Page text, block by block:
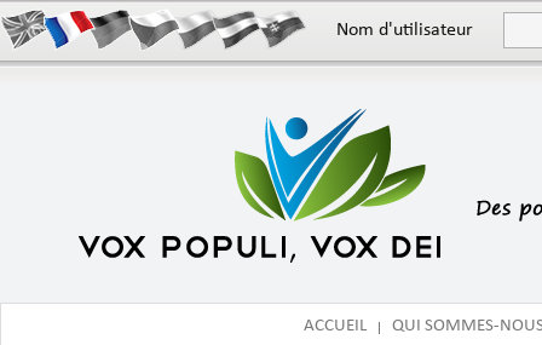
ACCUEIL QUI SOMMES-
Nom d'utilisateur